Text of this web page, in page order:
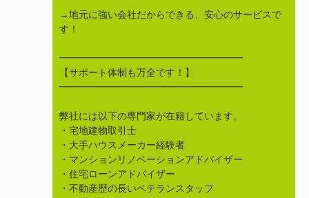
→地元に強い会社だからできる、安心のサービスで
す！
━━━━━━━━━━━━━━━━━━━
【サポート体制も万全です！】
━━━━━━━━━━━━━━━━━━━
弊社には以下の専門家が在籍しています。
・宅地建物取引士
・大手ハウスメーカー経験者
・マンションリノベーションアドバイザー
・住宅ローンアドバイザー
・不動産歴の長いベテランスタッフ